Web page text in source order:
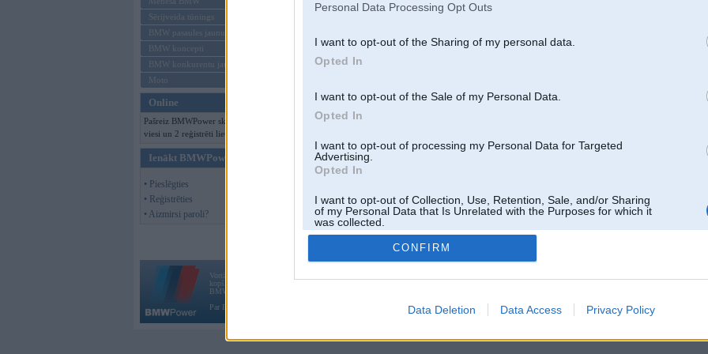
Personal Data Processing Opt Outs
I want to opt-out of the Sharing of my personal data.
Opted In
I want to opt-out of the Sale of my Personal Data.
Opted In
I want to opt-out of processing my Personal Data for Targeted
Advertising.
Opted In
I want to opt-out of Collection, Use, Retention, Sale, and/or Sharing
of my Personal Data that Is Unrelated with the Purposes for which it
was collected.
Opted Out
CONFIRM
Data Deletion Data Access Privacy Policy
Sērijveida tūnings
BMW pasaules jaunumi
BMW koncepti
BMW konkurentu jaunumi
Moto
Online
Pašreiz BMWPower skatās 153
viesi un 2 reģistrēti lietotāji.
Ienākt BMWPower
• Pieslēgties
• Reģistrēties
• Aizmirsi paroli?
Vortāls BMWPower.lv darbojas
kopš 2002. gada 14. maija. Tas nav auto klubs un nav saistīts ar
BMW AG.
Par BMWPower